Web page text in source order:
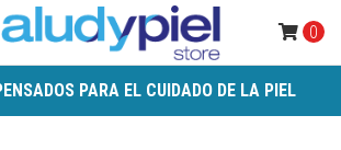
PARA EL CUIDADO DE LA PIEL
0